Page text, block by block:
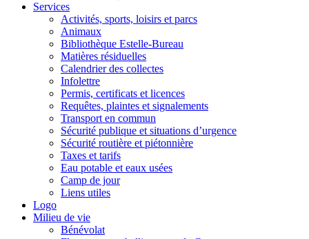
Services
Activités, sports, loisirs et parcs
Animaux
Bibliothèque Estelle-Bureau
Matières résiduelles
Calendrier des collectes
Infolettre
Permis, certificats et licences
Requêtes, plaintes et signalements
Transport en commun
Sécurité publique et situations d’urgence
Sécurité routière et piétonnière
Taxes et tarifs
Eau potable et eaux usées
Camp de jour
Liens utiles
Logo
Milieu de vie
Bénévolat